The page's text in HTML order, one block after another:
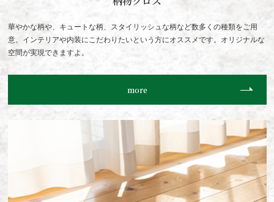
華やかな柄や、キュートな柄、スタイリッシュな柄など数多くの種類をご用
意。インテリアや内装にこだわりたいという方にオススメです。オリジナルな
空間が実現できますよ。
more